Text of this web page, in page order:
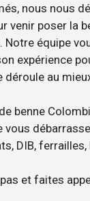
nous nous
venir poser la
Notre équipe
expérience
déroule au
benne
vous
DIB,
et faites